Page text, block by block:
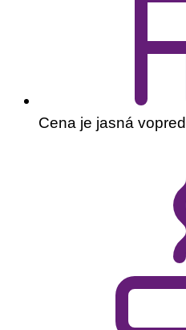
Cena je jasná vopred